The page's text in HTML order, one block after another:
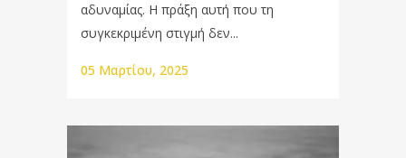
αδυναμίας. Η πράξη αυτή που τη
συγκεκριμένη στιγμή δεν...
05 Μαρτίου, 2025